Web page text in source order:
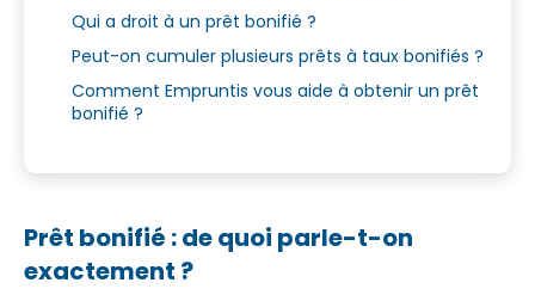
Qui a droit à un prêt bonifié ?
Peut-on cumuler plusieurs prêts à taux bonifiés ?
Comment Empruntis vous aide à obtenir un prêt
bonifié ?
Prêt bonifié : de quoi parle-t-on
exactement ?